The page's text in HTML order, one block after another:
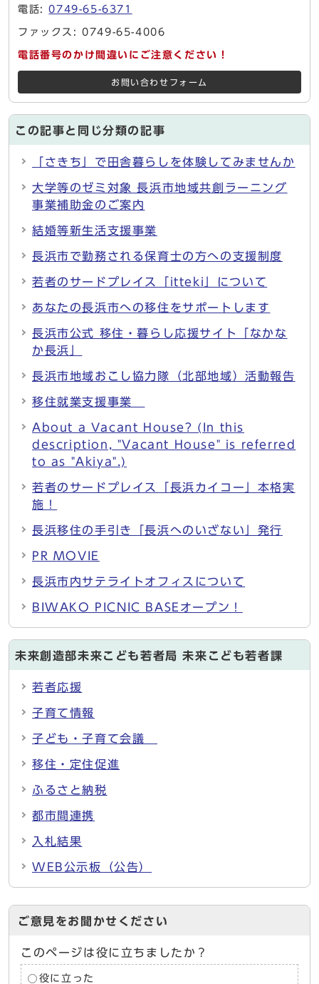
電話:0749-65-6371
ファックス: 0749-65-4006
電話番号のかけ間違いにご注意ください！
お問い合わせフォーム
この記事と同じ分類の記事
「さきち」で田舎暮らしを体験してみませんか
大学等のゼミ対象 長浜市地域共創ラーニング
事業補助金のご案内
結婚等新生活支援事業
長浜市で勤務される保育士の方への支援制度
若者のサードプレイス「itteki」について
あなたの長浜市への移住をサポートします
長浜市公式 移住・暮らし応援サイト「なかな
か長浜」
長浜市地域おこし協力隊（北部地域）活動報告
移住就業支援事業
About a Vacant House? (In this
description, "Vacant House" is referred
to as "Akiya".)
若者のサードプレイス「長浜カイコー」本格実
施！
長浜移住の手引き「長浜へのいざない」発行
PR MOVIE
長浜市内サテライトオフィスについて
BIWAKO PICNIC BASEオープン！
未来創造部未来こども若者局 未来こども若者課
若者応援
子育て情報
子ども・子育て会議
移住・定住促進
ふるさと納税
都市間連携
入札結果
WEB公示板（公告）
ご意見をお聞かせください
このページは役に立ちましたか？
役に立った